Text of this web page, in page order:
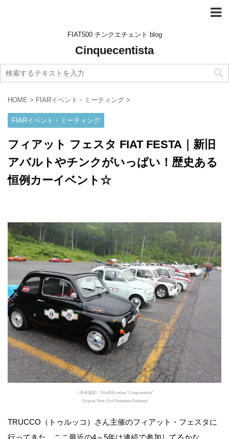
FIAT500 チンクエチェント blog
Cinquecentista
HOME > FIARイベント・ミーティング >
FIARイベント・ミーティング
フィアット フェスタ FIAT FESTA｜新旧
アバルトやチンクがいっぱい！歴史ある
恒例カーイベント☆
［筆者撮影］©fiat500.online "Cinqucentista"
Original Shot / Exif Metadata Retained
TRUCCO（トゥルッコ）さん主催のフィアット・フェスタに
行ってきた。ここ最近の4～5年は連続で参加してるかな。